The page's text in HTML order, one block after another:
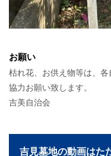
お願い
枯れ花、お供え物等は、
協力お願い致します。
吉美自治会
吉見墓地の動画はた